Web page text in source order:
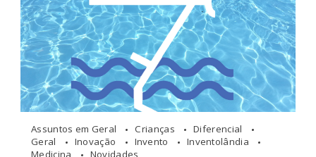
Assuntos em Geral Crianças
Diferencial
Geral
Inovação Invento
Inventolândia
Medicina
Novidades